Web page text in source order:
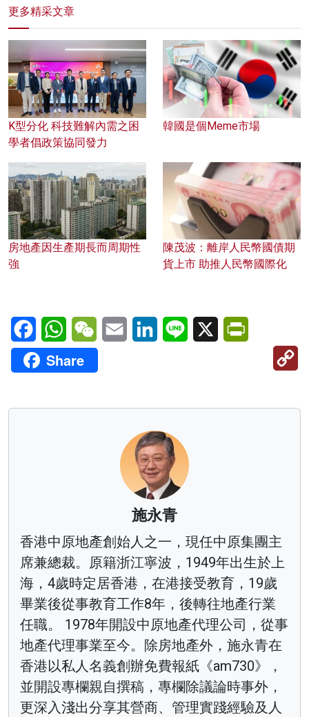
更多精采文章
K型分化 科技難解內需之困
學者倡政策協同發力
韓國是個Meme市場
房地產因生產期長而周期性
強
陳茂波：離岸人民幣國債期
貨上市 助推人民幣國際化
FacebookWhatsAppWeChatEmail LinkedInLine X
Share
施永青
香港中原地產創始人之一，現任中原集團主
席兼總裁。原籍浙江寧波，1949年出生於上
海，4歲時定居香港，在港接受教育，19歲
畢業後從事教育工作8年，後轉往地產行業
任職。 1978年開設中原地產代理公司，從事
地產代理事業至今。除房地產外，施永青在
香港以私人名義創辦免費報紙《am730》，
並開設專欄親自撰稿，專欄除議論時事外，
更深入淺出分享其營商、管理實踐經驗及人